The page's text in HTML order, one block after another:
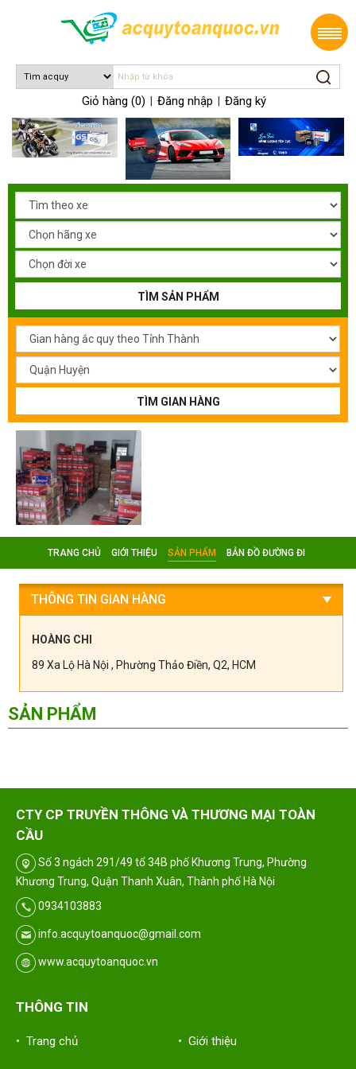
Giỏ hàng (0) Đăng nhập Đăng ký
TÌM SẢN PHẨM
TÌM GIAN HÀNG
TRANG CHỦ GIỚI THIỆU SẢN PHẨM BẢN ĐỒ ĐƯỜNG ĐI
THÔNG TIN GIAN HÀNG
HOÀNG CHI
89 Xa Lộ Hà Nội , Phường Thảo Điền, Q2, HCM
SẢN PHẨM
CTY CP TRUYỀN THÔNG VÀ THƯƠNG MẠI TOÀN
CẦU
Số 3 ngách 291/49 tổ 34B phố Khương Trung, Phường
Khương Trung, Quận Thanh Xuân, Thành phố Hà Nội
0934103883
info.acquytoanquoc@gmail.com
www.acquytoanquoc.vn
THÔNG TIN
• Trang chủ • Giới thiệu